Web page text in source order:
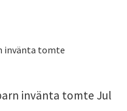
invänta tomte Jul